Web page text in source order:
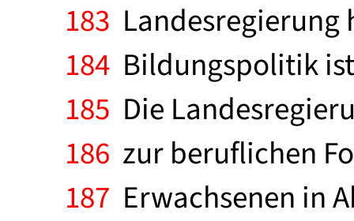
183 Landesregierung
184 Bildungspolitik
185 Die
186 zur beruflichen
187 Erwachsenen in